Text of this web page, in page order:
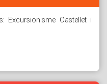
Excursionisme Castellet i